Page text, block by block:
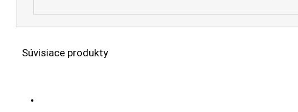
Súvisiace produkty